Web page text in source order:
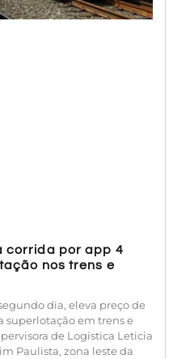
corrida por app 4
nos trens e
dia, eleva preço de
superlotação em trens e
de Logística Leticia
Paulista, zona leste da